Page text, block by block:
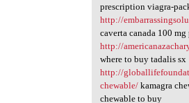
prescription viagra-
http://
caverta canada 100 mg
http://
where to buy tadalis sx
http://
chewable/kamagra
chewable to buy